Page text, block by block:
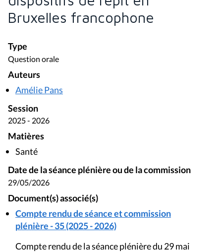
Bruxelles francophone
Type
Question orale
Auteurs
Amélie Pans
Session
2025 - 2026
Matières
Santé
Date de la séance plénière ou de la commission
29/05/2026
Document(s) associé(s)
Compte rendu de séance et commission
plénière - 35 (2025 - 2026)
Compte rendu de la séance plénière du 29 mai